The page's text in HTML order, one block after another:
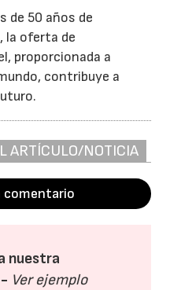
de 50 años de
la oferta de
proporcionada a
contribuye a
ARTÍCULO/NOTICIA
comentario
nuestra
Ver ejemplo